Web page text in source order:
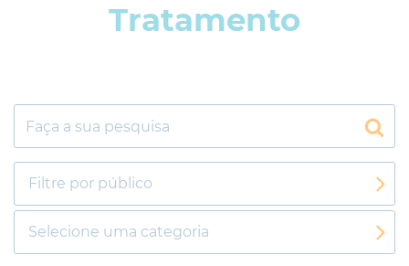
Tratamento
Filtre por público
Selecione uma categoria